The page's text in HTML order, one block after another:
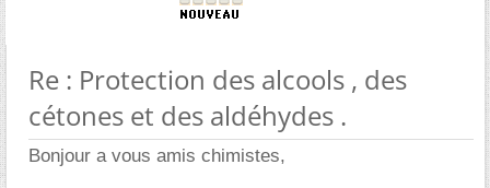
Re : Protection des alcools , des
cétones et des aldéhydes .
Bonjour a vous amis chimistes,